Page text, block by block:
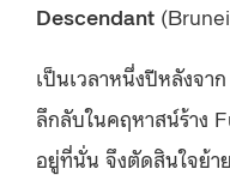
Descendant
เป็นเวลาหนึ่งปีหลังจา
ลึกลับในคฤหาสน์ร้าง
อยู่ที่นั่น จึงตัดสินใจย้า